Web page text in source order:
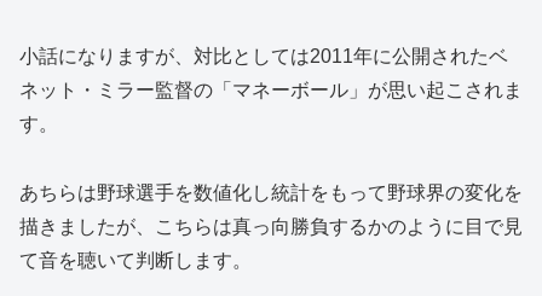
小話になりますが、対比としては2011年に公開されたベ
ネット・ミラー監督の「マネーボール」が思い起こされま
す。
あちらは野球選手を数値化し統計をもって野球界の変化を
描きましたが、こちらは真っ向勝負するかのように目で見
て音を聴いて判断します。